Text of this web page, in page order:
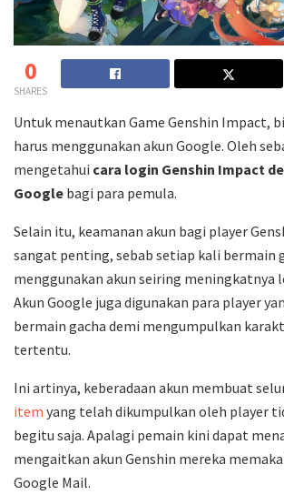
0
SHARES
Untuk menautkan Game Genshin Impact,
harus menggunakan akun Google. Oleh
mengetahui cara login Genshin Impact
Google bagi para pemula.
Selain itu, keamanan akun bagi player
sangat penting, sebab setiap kali bermain
menggunakan akun seiring meningkatnya
Akun Google juga digunakan para player
bermain gacha demi mengumpulkan
tertentu.
Ini artinya, keberadaan akun membuat
item yang telah dikumpulkan oleh player
begitu saja. Apalagi pemain kini dapat
mengaitkan akun Genshin mereka
Google Mail.